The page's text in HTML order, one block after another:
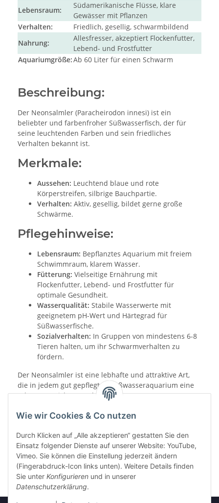
Lebensraum:
Südamerikanische Flüsse, klare
Gewässer mit Pflanzen
Verhalten:
Friedlich, gesellig, schwarmbildend
Nahrung:
Allesfresser, akzeptiert Flockenfutter,
Lebend- und Frostfutter
Aquariumgröße:Ab 60 Liter für einen Schwarm
Beschreibung:
Der Neonsalmler (Paracheirodon innesi) ist ein
beliebter und farbenfroher Süßwasserfisch, der für
seine leuchtenden Farben und sein friedliches
Verhalten bekannt ist.
Merkmale:
Aussehen: Leuchtend blaue und rote
Körperstreifen, silbrige Bauchpartie.
Verhalten: Aktiv, gesellig, bildet gerne große
Schwärme.
Pflegehinweise:
Lebensraum: Bepflanztes Aquarium mit freiem
Schwimmraum, klarem Wasser.
Fütterung: Vielseitige Ernährung mit
Flockenfutter, Lebend- und Frostfutter für
optimale Gesundheit.
Wasserqualität: Stabile Wasserwerte mit
geeignetem pH-Wert und Härtegrad für
Süßwasserfische.
Sozialverhalten: In Gruppen von mindestens 6-8
Tieren halten, um ihr Schwarmverhalten zu
fördern.
Der Neonsalmler ist eine lebhafte und attraktive Art,
die in jedem gut gepflegten Süßwasseraquarium eine
schöne Bereicherung darstellt.
Wie wir Cookies & Co nutzen
Durch Klicken auf „Alle akzeptieren“ gestatten Sie den
Einsatz folgender Dienste auf unserer Website: YouTube,
Vimeo. Sie können die Einstellung jederzeit ändern
(Fingerabdruck-Icon links unten). Weitere Details finden
Sie unter Konfigurieren und in unserer
Datenschutzerklärung.